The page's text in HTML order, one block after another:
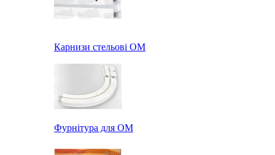
Карнизи стельові ОМ
Фурнітура для ОМ